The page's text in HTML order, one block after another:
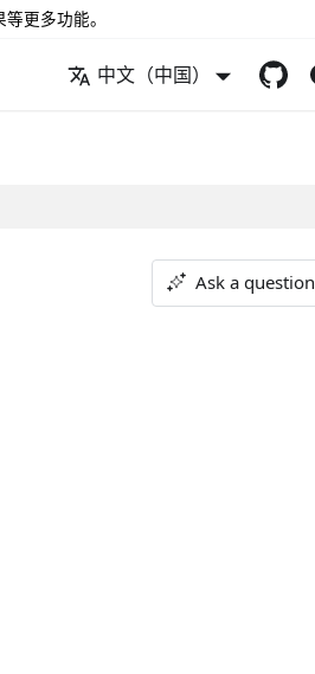
更多功能。
中文（中国）
Ask a question